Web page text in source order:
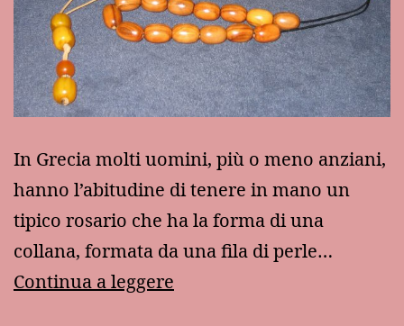
In Grecia molti uomini, più o meno anziani,
hanno l’abitudine di tenere in mano un
tipico rosario che ha la forma di una
collana, formata da una fila di perle…
Continua a leggere